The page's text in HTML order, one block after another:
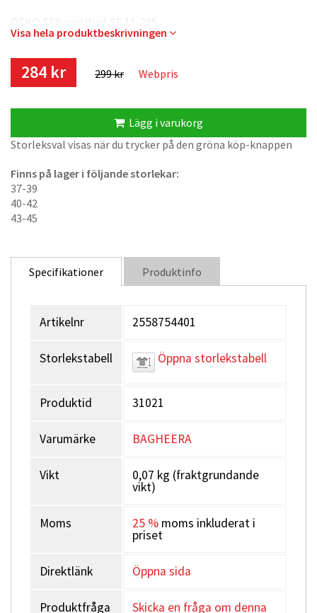
OEKO TEX-certified: SE 11-205
Visa hela produktbeskrivningen
284 kr 299 kr Webpris
Lägg i varukorg
Storleksval visas när du trycker på den gröna köp-knappen
Finns på lager i följande storlekar:
37-39
40-42
43-45
Specifikationer Produktinfo
Artikelnr 2558754401
Storlekstabell Öppna storlekstabell
Produktid 31021
Varumärke BAGHEERA
Vikt 0,07 kg (fraktgrundande
vikt)
Moms 25 % moms inkluderat i
priset
Direktlänk Öppna sida
Produktfråga Skicka en fråga om denna